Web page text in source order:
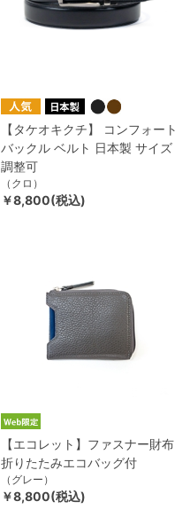
【タケオキクチ】 コンフォート
バックル ベルト 日本製 サイズ
調整可
（クロ）
￥8,800(税込)
【エコレット】ファスナー財布
折りたたみエコバッグ付
（グレー）
￥8,800(税込)